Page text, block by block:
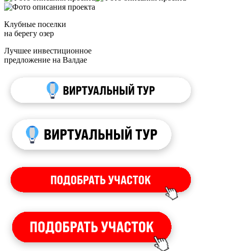
Клубные поселки
на берегу озер
Лучшее инвестиционное
предложение на Валдае